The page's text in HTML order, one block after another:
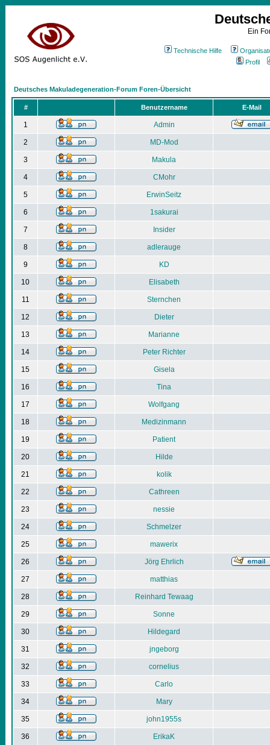
Ein
Technische Hilfe
Profil
Deutsches Makuladegeneration-Forum Foren-Übersicht
# Benutzername E-Mail
1 Admin
2 MD-Mod
3 Makula
4 CMohr
5 ErwinSeitz
6 1sakurai
7 Insider
8 adlerauge
9 KD
10 Elisabeth
11 Sternchen
12 Dieter
13 Marianne
14 Peter Richter
15 Gisela
16 Tina
17 Wolfgang
18 Medizinmann
19 Patient
20 Hilde
21 kolik
22 Cathreen
23 nessie
24 Schmelzer
25 mawerix
26 Jörg Ehrlich
27 matthias
28 Reinhard Tewaag
29 Sonne
30 Hildegard
31 jngeborg
32 cornelius
33 Carlo
34 Mary
35 john1955s
36 ErikaK